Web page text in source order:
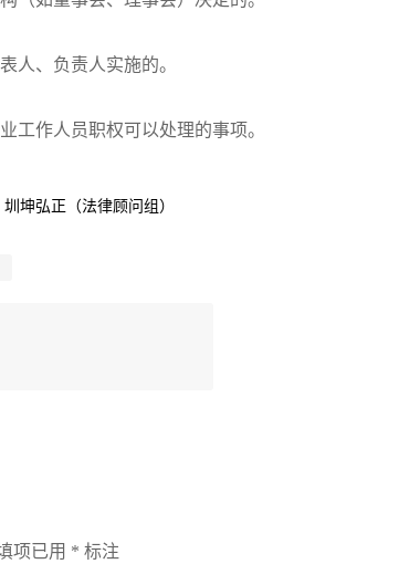
人、负责人实施的。
工作人员职权可以处理的事项。
圳坤弘正（法律顾问组）
项已用 * 标注